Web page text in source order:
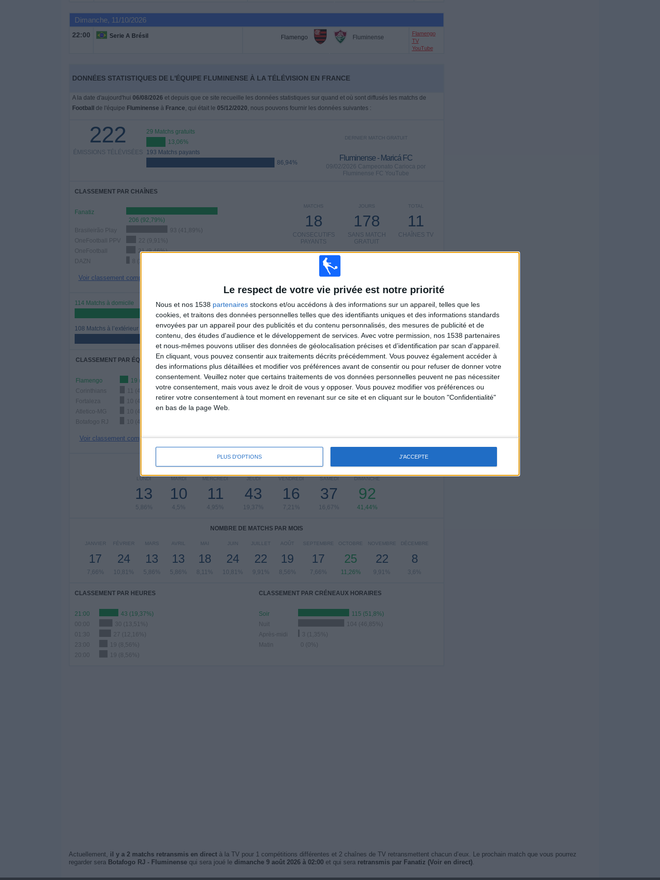
Le respect de votre vie privée est notre priorité
Nous et nos 1538 partenaires stockons et/ou accédons à des informations sur un appareil, telles que les
cookies, et traitons des données personnelles telles que des identifiants uniques et des informations standards
envoyées par un appareil pour des publicités et du contenu personnalisés, des mesures de publicité et de
contenu, des études d'audience et le développement de services. Avec votre permission, nos 1538 partenaires
et nous-mêmes pouvons utiliser des données de géolocalisation précises et d’identification par scan d'appareil.
En cliquant, vous pouvez consentir aux traitements décrits précédemment. Vous pouvez également accéder à
des informations plus détaillées et modifier vos préférences avant de consentir ou pour refuser de donner votre
consentement. Veuillez noter que certains traitements de vos données personnelles peuvent ne pas nécessiter
votre consentement, mais vous avez le droit de vous y opposer. Vous pouvez modifier vos préférences ou
retirer votre consentement à tout moment en revenant sur ce site et en cliquant sur le bouton "Confidentialité"
en bas de la page Web.
PLUS D'OPTIONS J'ACCEPTE
Dimanche, 11/10/2026
22:00 Serie A Brésil Flamengo Fluminense
Flamengo
TV
YouTube
DONNÉES STATISTIQUES DE L'ÉQUIPE FLUMINENSE À LA TÉLÉVISION EN FRANCE
A la date d'aujourd'hui 06/08/2026 et depuis que ce site recueille les données statistiques sur quand et où sont diffusés les matchs de
Football
de l'équipe Fluminense à France, qui était le 05/12/2020, nous pouvons fournir les données suivantes :
222
ÉMISSIONS TÉLÉVISÉES
29 Matchs gratuits
13,06%
193 Matchs payants
86,94%
DERNIER MATCH GRATUIT
Fluminense - Maricá FC
09/02/2026 Campeonato Carioca por
Fluminense FC YouTube
CLASSEMENT PAR CHAÎNES
Fanatiz
206 (92,79%)
Brasileirão Play
93 (41,89%)
OneFootball PPV
22 (9,91%)
OneFootball
21 (9,46%)
DAZN
8 (3,6%)
Voir classement complet
TOTAL
11
CHAÎNES TV
JOURS
178
SANS MATCH
GRATUIT
MATCHS
18
CONSECUTIFS
PAYANTS
114 Matchs à domicile
51,35%
108 Matchs à l’extérieur
48,65%
TOTAL
46
ADVERSAIRES
MAXIMUM
19
VS Flamengo
TOTAL
5
COMPÉTITIONS
CLASSEMENT PAR ÉQUIPES
Flamengo
19 (8,56%)
Corinthians
11 (4,95%)
Fortaleza
10 (4,5%)
Atletico-MG
10 (4,5%)
Botafogo RJ
10 (4,5%)
Voir classement complet
CLASSEMENT PAR COMPÉTITIONS
Serie A Brésil
168 (75,68%)
Campeonato Carioca
39 (17,57%)
Coupe du Brésil
7 (3,15%)
Voir classement complet
LUNDI
13
5,86%
MARDI
10
4,5%
MERCREDI
11
4,95%
JEUDI
43
19,37%
VENDREDI
16
7,21%
SAMEDI
37
16,67%
DIMANCHE
92
41,44%
NOMBRE DE MATCHS PAR MOIS
JANVIER
17
7,66%
FÉVRIER
24
10,81%
MARS
13
5,86%
AVRIL
13
5,86%
MAI
18
8,11%
JUIN
24
10,81%
JUILLET
22
9,91%
AOÛT
19
8,56%
SEPTEMBRE
17
7,66%
OCTOBRE
25
11,26%
NOVEMBRE
22
9,91%
DÉCEMBRE
8
3,6%
CLASSEMENT PAR HEURES
21:00
43 (19,37%)
30 (13,51%)
01:30
27 (12,16%)
23:00
19 (8,56%)
20:00
19 (8,56%)
CLASSEMENT PAR CRÉNEAUX HORAIRES
Soir
115 (51,8%)
Nuit
104 (46,85%)
Après-midi
3 (1,35%)
Matin
0 (0%)
Actuellement, il y a 2 matchs retransmis en directà la TV pour 1 compétitions différentes et 2 chaînes de TV retransmettent chacun d’eux. Le prochain match que vous pourrez
regarder sera Botafogo RJ - Fluminensequi sera joué le dimanche 9 août 2026 à 02:00et qui sera retransmis par Fanatiz (Voir en direct).